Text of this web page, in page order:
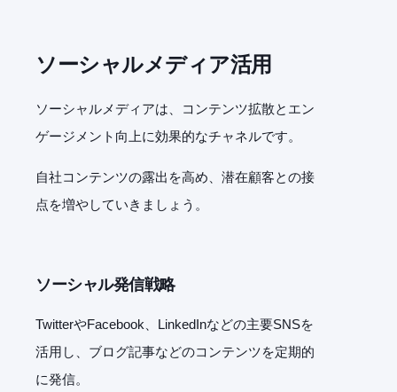
ソーシャルメディア活用
ソーシャルメディアは、コンテンツ拡散とエン
ゲージメント向上に効果的なチャネルです。
自社コンテンツの露出を高め、潜在顧客との接
点を増やしていきましょう。
ソーシャル発信戦略
TwitterやFacebook LinkedInなどの主要SNSを
活用し、ブログ記事などのコンテンツを定期的
に発信。